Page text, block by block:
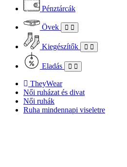
Pénztárcák
Övek
Kiegészítők
Eladás
TheyWear
Női ruházat és divat
Női ruhák
Ruha mindennapi viseletre